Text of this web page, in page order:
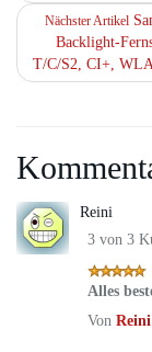
Nächster Artikel
Backlight-
T/C/S2, CI+,
Reini
3 von 3
Alles
Von Reini